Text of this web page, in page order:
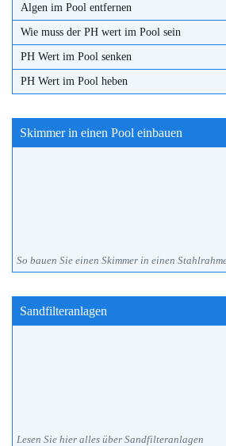
Algen im Pool entfernen
Wie muss der PH wert im Pool sein
PH Wert im Pool senken
PH Wert im Pool heben
Skimmer in einen Pool einbauen
So bauen Sie einen Skimmer in einen
Sandfilteranlagen
Lesen Sie hier alles über Sandfilteranlagen